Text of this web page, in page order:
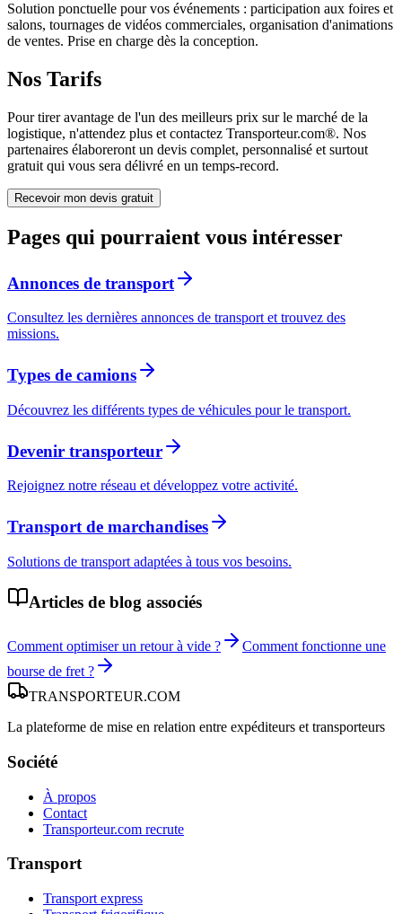
Solution ponctuelle pour vos événements : participation aux foires et
salons, tournages de vidéos commerciales, organisation d'animations
de ventes. Prise en charge dès la conception.
Nos Tarifs
Pour tirer avantage de l'un des meilleurs prix sur le marché de la
logistique, n'attendez plus et contactez Transporteur.com®. Nos
partenaires élaboreront un devis complet, personnalisé et surtout
gratuit qui vous sera délivré en un temps-record.
Recevoir mon devis gratuit
Pages qui pourraient vous intéresser
Annonces de transport
Consultez les dernières annonces de transport et trouvez des
missions.
Types de camions
Découvrez les différents types de véhicules pour le transport.
Devenir transporteur
Rejoignez notre réseau et développez votre activité.
Transport de marchandises
Solutions de transport adaptées à tous vos besoins.
Articles de blog associés
Comment optimiser un retour à vide ?
Comment fonctionne une
bourse de fret ?
TRANSPORTEUR.COM
La plateforme de mise en relation entre expéditeurs et transporteurs
Société
À propos
Contact
Transporteur.com recrute
Transport
Transport express